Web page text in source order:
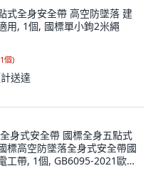
式全身安全帶 高空防墜落 建
用, 1個, 國標單小鉤2米繩
個)
送達
身式安全帶 國標全身五點式
標高空防墜落全身式安全帶國
工帶, 1個, GB6095-2021歐式
2米